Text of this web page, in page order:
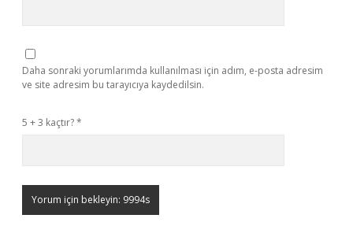
Daha sonraki yorumlarımda kullanılması için adım, e-posta adresim
ve site adresim bu tarayıcıya kaydedilsin.
5 + 3 kaçtır?*